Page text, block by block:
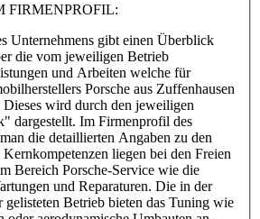
FIRMENPROFIL:
Unternehmens gibt einen Überblick
die vom jeweiligen Betrieb
und Arbeiten welche für
Porsche aus Zuffenhausen
wird durch den jeweiligen
dargestellt. Im Firmenprofil des
die detaillierten Angaben zu den
liegen bei den Freien
Bereich Porsche-Service wie die
und Reparaturen. Die in der
gelisteten Betrieb bieten das Tuning wie